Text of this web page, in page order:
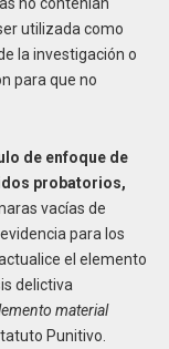
utilizada como
la investigación o
para que no
de enfoque de
probatorios,
vacías de
para los
el elemento
delictiva
material
Punitivo.